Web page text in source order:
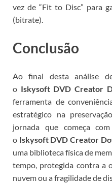
vez de “Fit to Disc” para
(bitrate).
Conclusão
Ao final desta análise
o Iskysoft DVD Creator
ferramenta de
estratégico na
jornada que começa
o Iskysoft DVD Creator
uma biblioteca física de
tempo, protegida contra a
nuvem ou a fragilidade de